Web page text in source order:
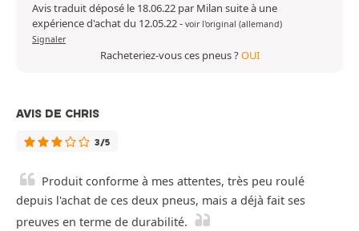
Avis traduit déposé le 18.06.22 par Milan suite à une
expérience d'achat du 12.05.22- voir l'original (allemand)
Signaler
Racheteriez-vous ces pneus ?OUI
AVIS DE CHRIS
3/5
Produit conforme à mes attentes, très peu roulé
depuis l'achat de ces deux pneus, mais a déjà fait ses
preuves en terme de durabilité.